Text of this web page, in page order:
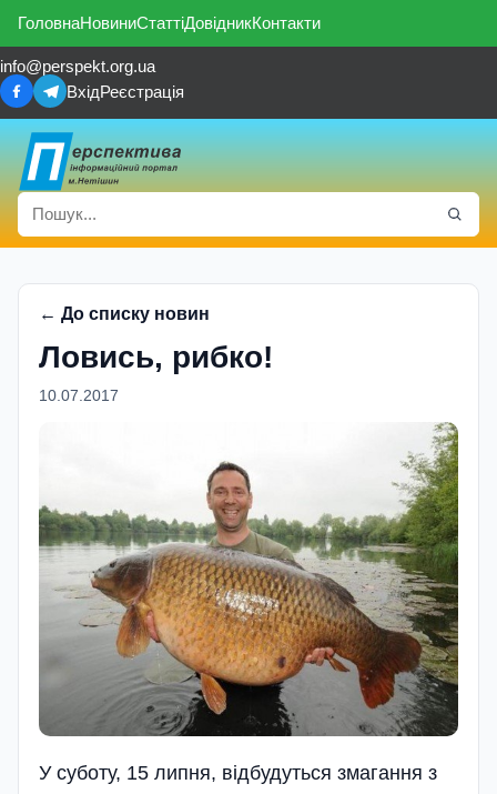
ГоловнаНовиниСтаттіДовідникКонтакти
info@perspekt.org.ua
ВхідРеєстрація
← До списку новин
Ловись, рибко!
10.07.2017
У суботу, 15 липня, відбудуться змагання з